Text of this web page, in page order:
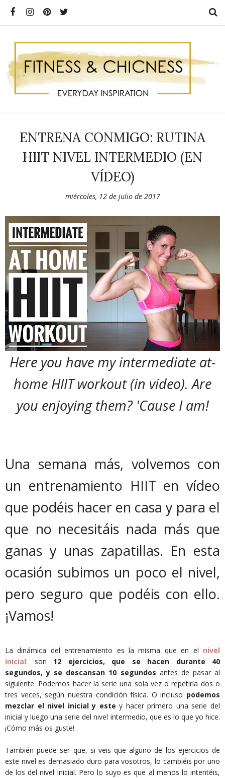
ENTRENA CONMIGO: RUTINA
HIIT NIVEL INTERMEDIO (EN
VÍDEO)
miércoles, 12 de julio de 2017
Here you have my intermediate at-
home HIIT workout (in video). Are
you enjoying them? 'Cause I am!
Una semana más, volvemos con
un entrenamiento HIIT en vídeo
que podéis hacer en casa y para el
que no necesitáis nada más que
ganas y unas zapatillas. En esta
ocasión subimos un poco el nivel,
pero seguro que podéis con ello.
¡Vamos!
La dinámica del entrenamiento es la misma que en el nivel
inicial: son 12 ejercicios, que se hacen durante 40
segundos, y se descansan 10 segundos antes de pasar al
siguiente. Podemos hacer la serie una sola vez o repetirla dos o
tres veces, según nuestra condición física. O incluso podemos
mezclar el nivel inicial y este y hacer primero una serie del
inicial y luego una serie del nivel intermedio, que es lo que yo hice.
¡Cómo más os guste!
También puede ser que, si veis que alguno de los ejercicios de
este nivel es demasiado duro para vosotros, lo cambiéis por uno
de los del nivel inicial. Pero lo suyo es que al menos lo intentéis,